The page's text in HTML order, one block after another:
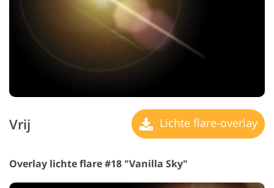
Vrij Lichte flare-overlay
Overlay lichte flare #18 "Vanilla Sky"